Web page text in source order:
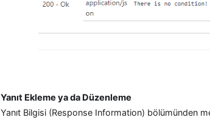
Yanıt Ekleme ya da Düzenleme
Yanıt Bilgisi (Response Information) bölümünden